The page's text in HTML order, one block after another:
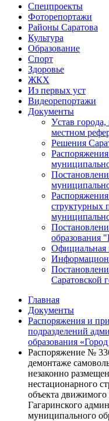
Спецпроекты
Фоторепортажи
Районы Саратова
Культура
Образование
Спорт
Здоровье
ЖКХ
Из пеpвых уст
Видеорепортажи
Документы
Уcтав
местном
Решения
структурных
образования
Официальная
Саратовской
Главная
Документы
Распоряжения и
подразделений
образования
Распоряжение №
демонтаже
незаконно
нестационарного
объекта
Гагаринского
муниципального